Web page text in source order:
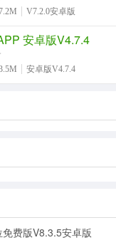
V7.2.0安卓版
安卓版V4.7.4
安卓版V4.7.4
费版V8.3.5安卓版